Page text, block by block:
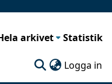
arkivet Statistik
Logga in